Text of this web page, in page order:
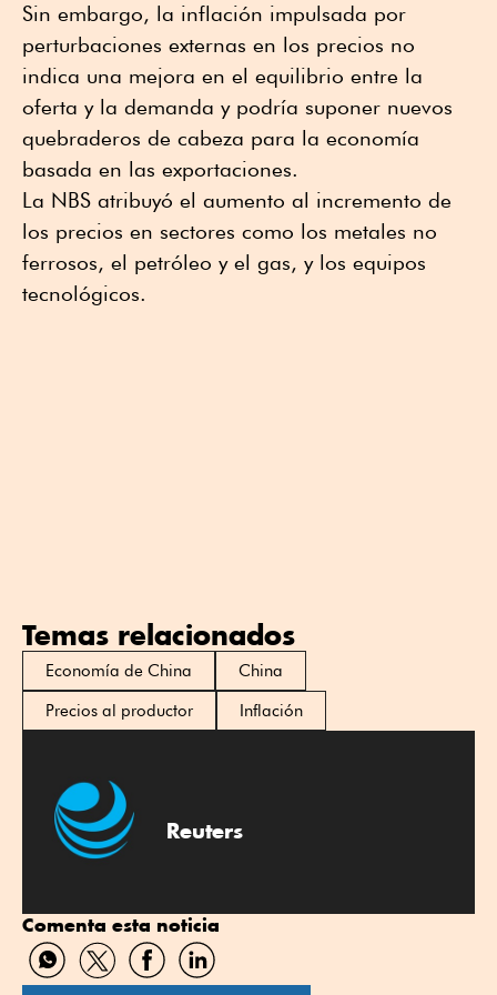
Sin embargo, la inflación impulsada por
perturbaciones externas en los precios no
indica una mejora en el equilibrio entre la
oferta y la demanda y podría suponer nuevos
quebraderos de cabeza para la economía
basada en las exportaciones.
La NBS atribuyó el aumento al incremento de
los precios en sectores como los metales no
ferrosos, el petróleo y el gas, y los equipos
tecnológicos.
Temas relacionados
Economía de China
China
Precios al productor
Inflación
Reuters
Comenta esta noticia
Compartir
por
Compartir
por
Compartir
por
Compartir
por